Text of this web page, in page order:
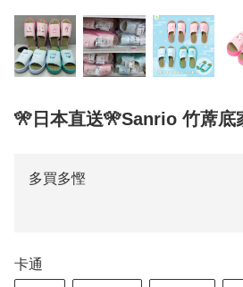
🎌日本直送🎌Sanrio 竹蓆底
多買多慳
卡通